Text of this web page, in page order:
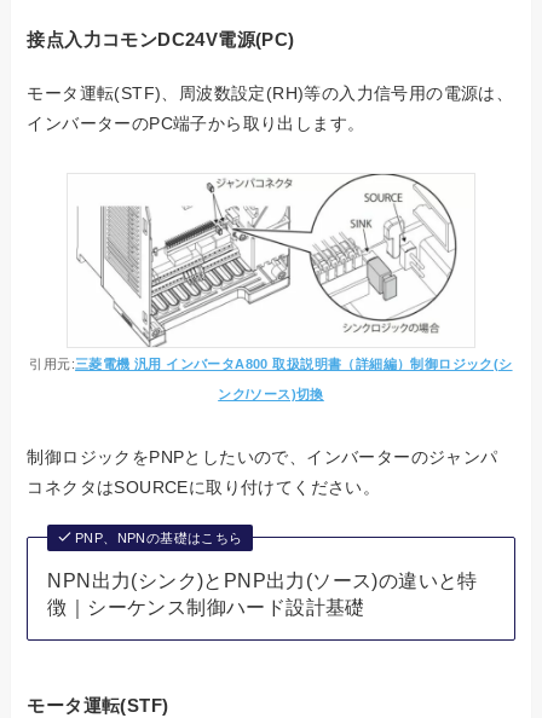
接点入力コモンDC24V電源(PC)
モータ運転(STF)、周波数設定(RH)等の入力信号用の電源は、
インバーターのPC端子から取り出します。
引用元:三菱電機 汎用 インバータA800 取扱説明書（詳細編）制御ロジック(シ
ンク/ソース)切換
制御ロジックをPNPとしたいので、インバーターのジャンパ
コネクタはSOURCEに取り付けてください。
PNP、NPNの基礎はこちら
NPN出力(シンク)とPNP出力(ソース)の違いと特
徴｜シーケンス制御ハード設計基礎
モータ運転(STF)